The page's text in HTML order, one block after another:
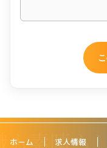
ホーム 求人情報